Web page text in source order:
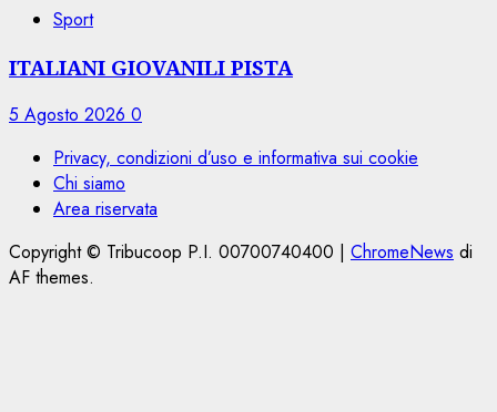
Sport
ITALIANI GIOVANILI PISTA
5 Agosto 2026 0
Privacy, condizioni d’uso e informativa sui cookie
Chi siamo
Area riservata
Copyright © Tribucoop P.I. 00700740400 | ChromeNews di
AF themes.